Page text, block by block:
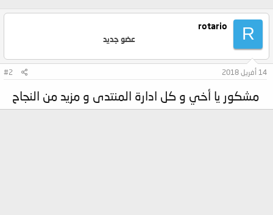
R
rotario
عضو جديد
14 أفريل 2018 #2
مشكور يا أخي و كل ادارة المنتدى و مزيد من النجاح